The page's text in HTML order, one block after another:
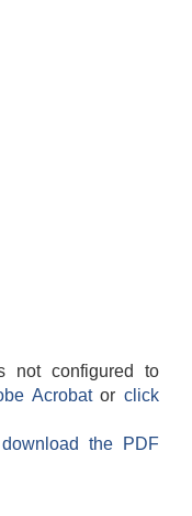
not configured to
Acrobatorclick
the PDF